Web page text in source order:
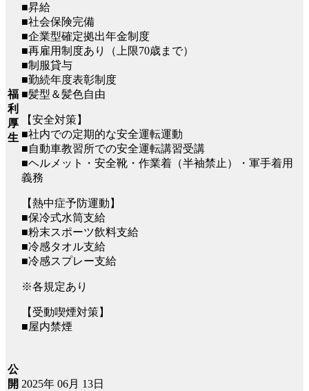
福
利
厚
生
■昇給
■社会保険完備
■企業型確定拠出年⾦制度
■再雇⽤制度あり（上限70歳まで）
■制服貸与
■勤続年度表彰制度
■髪型＆髪色自由
【安全対策】
■社内での定期的な安全運転運動
■自動車教習所での安全運転講習受講
■ヘルメット・安全靴・作業着（半袖禁止）・軍手着用
義務
【熱中症予防運動】
■保冷式水筒支給
■粉末スポーツ飲料支給
■冷感タオル支給
■冷感スプレー支給
※各規定あり
【受動喫煙対策】
■屋内禁煙
公
開 2025年 06月 13日